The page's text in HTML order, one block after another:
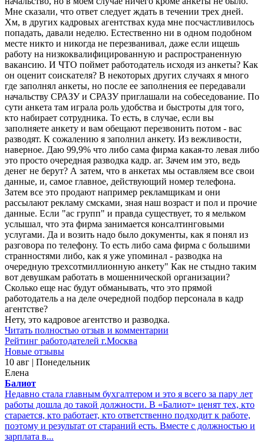
Мне сказали, что ответ следует ждать в течении трех дней.
Хм, в других кадровых агентствах куда мне посчастливилось
попадать, давали неделю. Естественно ни в одном подобном
месте никто и никогда не перезванивал, даже если ищешь
работу на низкоквалифицированную и распространенную
вакансию. И ЧТО поймет работодатель исходя из анкеты? Как
он оценит соискателя? В некоторых других случаях я много
где заполнял анкеты, но после ее заполнения ее передавали
начальству СРАЗУ и СРАЗУ приглашали на собеседование. По
сути анкета там играла роль удобства и быстроты для того,
кто набирает сотрудника. То есть, в случае, если вы
заполняете анкету и вам обещают перезвонить потом - вас
разводят. К сожалению я заполнил анкету. Из вежливости,
наверное. Даю 99,9% что либо сама фирма какая-то левая либо
это просто очередная разводка кадр. аг. Зачем им это, ведь
денег не берут? А затем, что в анкетах мы оставляем все свои
данные, и, самое главное, действующий номер телефона.
Затем все это продают например рекламщикам и они
рассылают рекламу смсками, зная наш возраст и пол и прочие
данные. Если "ас групп" и правда существует, то я мельком
услышал, что эта фирма занимается консалтинговыми
услугами. Да и возить надо было документы, как я понял из
разговора по телефону. То есть либо сама фирма с большими
странностями либо, как я уже упоминал - разводка на
очередную трехсотмиллионную анкету" Как не стыдно таким
вот девушкам работать в мошеннической организации?
Сколько еще нас будут обманывать, что это прямой
работодатель а на деле очередной подбор персонала в кадр
агентстве?
Нету, это кадровое агентство и разводка.
Читать полностью отзыв и комментарии
Рейтинг работодателей г.Москва
Новые отзывы
10 авг | Понедельник
Елена
Балиот
Недавно стала главным бухгалтером и это я всего за пару лет
работы дошла до такой должности. В «Балиот» ценят тех, кто
старается, кто работает, кто ответственно подходит к работе,
поэтому и результат от стараний есть. Вместе с должностью и
зарплата в...